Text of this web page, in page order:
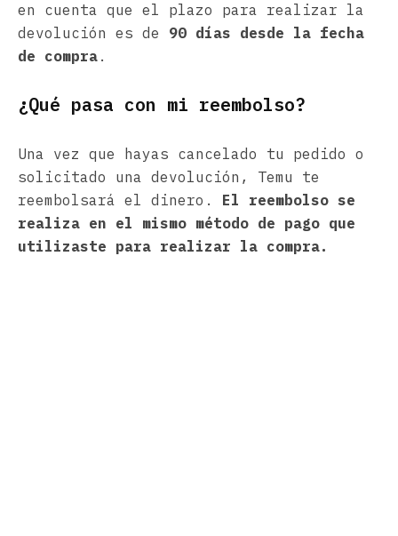
en cuenta que el plazo para realizar la
devolución es de 90 días desde la fecha
de compra .
¿Qué pasa con mi reembolso?
Una vez que hayas cancelado tu pedido o
solicitado una devolución, Temu te
reembolsará el dinero. El reembolso se
realiza en el mismo método de pago que
utilizaste para realizar la compra.